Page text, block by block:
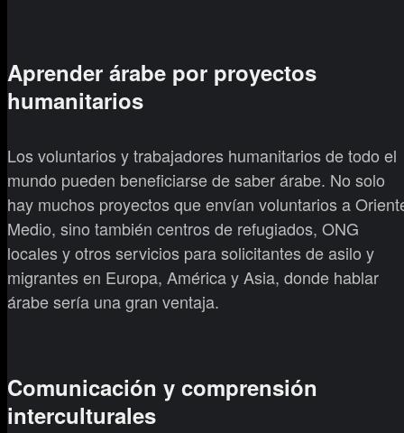
Aprender árabe por proyectos
humanitarios
Los voluntarios y trabajadores humanitarios de todo el
mundo pueden beneficiarse de saber árabe. No solo
hay muchos proyectos que envían voluntarios a
Medio, sino también centros de refugiados, ONG
locales y otros servicios para solicitantes de asilo y
migrantes en Europa, América y Asia, donde hablar
árabe sería una gran ventaja.
Comunicación y comprensión
interculturales